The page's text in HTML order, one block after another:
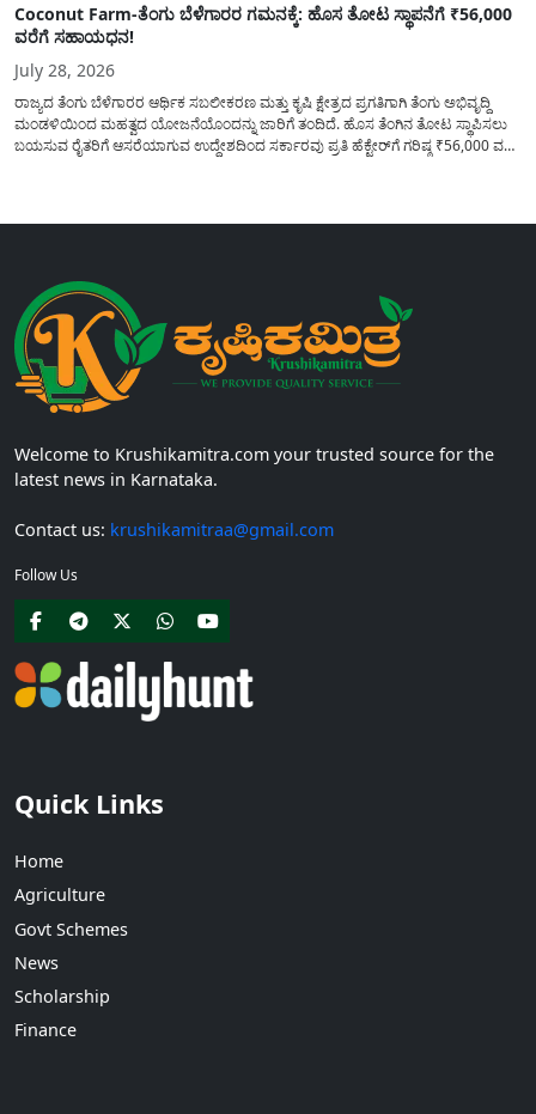
Coconut Farm-ತೆಂಗು ಬೆಳೆಗಾರರ ಗಮನಕ್ಕೆ: ಹೊಸ ತೋಟ ಸ್ಥಾಪನೆಗೆ ₹56,000
ವರೆಗೆ ಸಹಾಯಧನ!
July 28, 2026
ರಾಜ್ಯದ ತೆಂಗು ಬೆಳೆಗಾರರ ಆರ್ಥಿಕ ಸಬಲೀಕರಣ ಮತ್ತು ಕೃಷಿ ಕ್ಷೇತ್ರದ ಪ್ರಗತಿಗಾಗಿ ತೆಂಗು ಅಭಿವೃದ್ದಿ
ಮಂಡಳಿಯಿಂದ ಮಹತ್ವದ ಯೋಜನೆಯೊಂದನ್ನು ಜಾರಿಗೆ ತಂದಿದೆ. ಹೊಸ ತೆಂಗಿನ ತೋಟ ಸ್ಥಾಪಿಸಲು
ಬಯಸುವ ರೈತರಿಗೆ ಆಸರೆಯಾಗುವ ಉದ್ದೇಶದಿಂದ ಸರ್ಕಾರವು ಪ್ರತಿ ಹೆಕ್ಟೇರ್‌ಗೆ ಗರಿಷ್ಠ ₹56,000 ವರೆಗೆ
Welcome to Krushikamitra.com your trusted source for the
latest news in Karnataka.
Contact us: krushikamitraa@gmail.com
Follow Us
Quick Links
Home
Agriculture
Govt Schemes
News
Scholarship
Finance